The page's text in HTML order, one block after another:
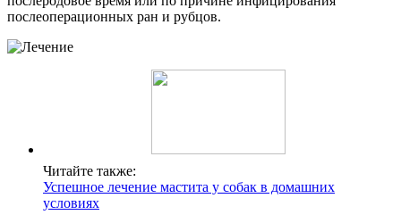
послеоперационных ран и рубцов.
Читайте также:
Успешное лечение мастита у собак в домашних
условиях